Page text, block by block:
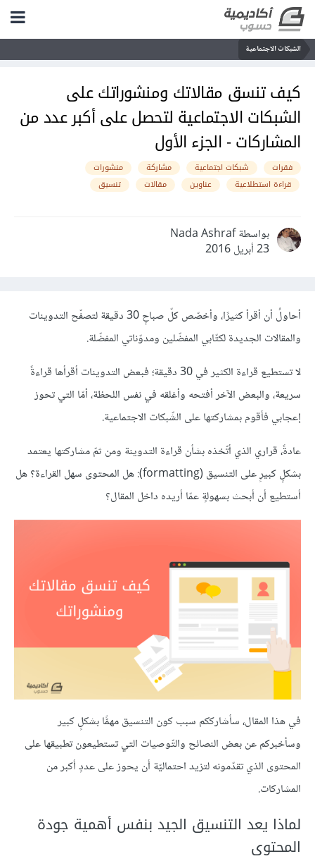
الشبكات الاجتماعية
كيف تنسق مقالاتك ومنشوراتك على
الشبكات الاجتماعية لتحصل على أكبر عدد من
المشاركات - الجزء الأول
فقرات شبكات اجتماعية مشاركة
منشورات
قراءة استطلاعية
عناوين مقالات تنسيق
بواسطة Nada Ashraf
23 أبريل 2016
أحاولُ أن أقرأ كثيرًا، وأخصّص كلّ صباحٍ 30 دقيقة لتصفّح التدوينات
والمقالات الجديدة لكتّابي المفضّلين ومدوّناتي المفضّلة.
لا تستطيع قراءة الكثير في 30 دقيقة؛ فبعض التدوينات أقرأها قراءةً
سريعة، والبعض الآخر أفتحه وأغلقه في نفس اللحظة، أمّا التي تحوز
إعجابي فأقوم بمشاركتها على الشّبكات الاجتماعية.
عادةً، قراري الذي أتّخذه بشأن قراءة التدوينة ومن ثمّ مشاركتها يعتمد
بشكلٍ كبيرٍ على التنسيق (formatting): هل المحتوى سهل القراءة؟ هل
أستطيع أن أبحث بسهولةٍ عمّا أريده داخل المقال؟
في هذا المقال، سأشارككم سبب كون التنسيق مهمًّا بشكلٍ كبير
وسأخبركم عن بعض النصائح والتّوصيات التي تستطيعون تطبيقها على
المحتوى الذي تقدّمونه لتزيد احتماليّة أن يحوز على عددٍ أكبر من
المشاركات.
لماذا يعد التنسيق الجيد بنفس أهمية جودة
المحتوى